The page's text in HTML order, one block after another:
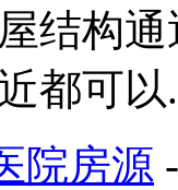
结构
都可以
院房源